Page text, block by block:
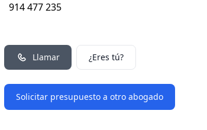
914 477 235
Llamar ¿Eres tú?
Solicitar presupuesto a otro abogado